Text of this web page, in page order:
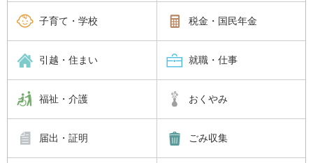
子育て・学校 税金・国民年金
引越・住まい 就職・仕事
福祉・介護 おくやみ
届出・証明 ごみ収集